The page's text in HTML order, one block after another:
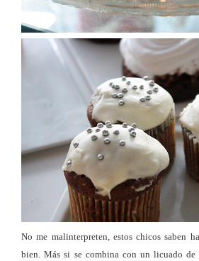
No me malinterpreten, estos chicos saben
bien. Más si se combina con un licuado de